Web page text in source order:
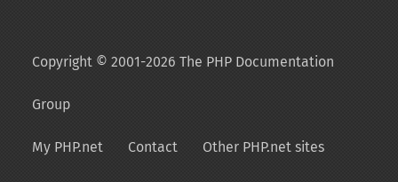
Copyright © 2001-2026 The PHP Documentation
Group
My PHP.net Contact Other PHP.net sites